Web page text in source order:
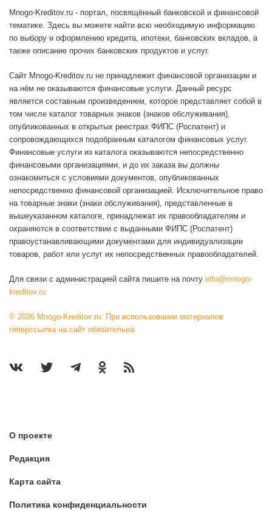
Mnogo-Kreditov.ru - портал, посвящённый банковской и финансовой
тематике. Здесь вы можете найти всю необходимую информацию
по выбору и оформлению кредита, ипотеки, банковских вкладов, а
также описание прочих банковских продуктов и услуг.
Сайт Mnogo-Kreditov.ru не принадлежит финансовой организации и
на нём не оказываются финансовые услуги. Данный ресурс
является составным произведением, которое представляет собой в
том числе каталог товарных знаков (знаков обслуживания),
опубликованных в открытых реестрах ФИПС (Роспатент) и
сопровождающихся подобранным каталогом финансовых услуг.
Финансовые услуги из каталога оказываются непосредственно
финансовыми организациями, и до их заказа вы должны
ознакомиться с условиями документов, опубликованных
непосредственно финансовой организацией. Исключительное право
на товарные знаки (знаки обслуживания), представленные в
вышеуказанном каталоге, принадлежат их правообладателям и
охраняются в соответствии с выданными ФИПС (Роспатент)
правоустанавливающими документами для индивидуализации
товаров, работ или услуг их непосредственных правообладателей.
Для связи с администрацией сайта пишите на почту info@mnogo-
kreditov.ru
© 2026 Mnogo-Kreditov.ru. При использовании материалов
гиперссылка на сайт обязательна.
О проекте
Редакция
Карта сайта
Политика конфиденциальности